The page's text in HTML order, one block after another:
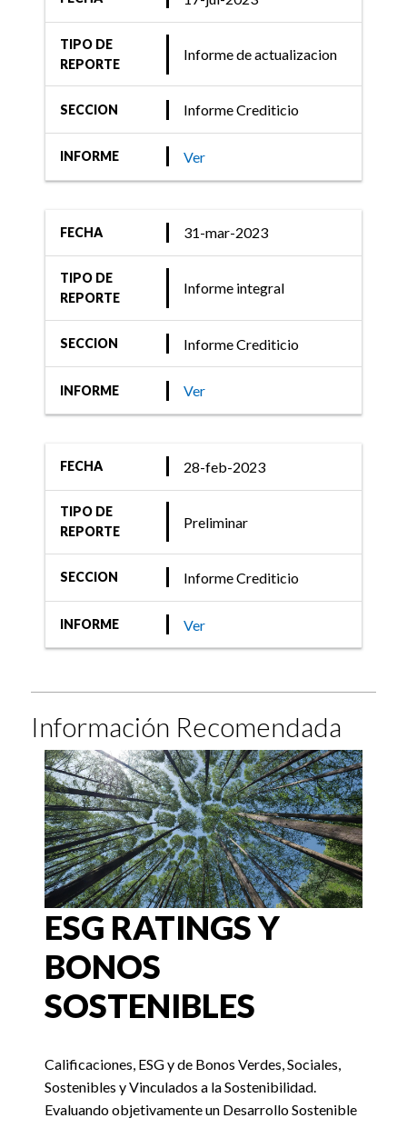
TIPO DE
REPORTE
Informe de actualizacion
SECCION Informe Crediticio
INFORME Ver
FECHA 31-mar-2023
TIPO DE
REPORTE
Informe integral
SECCION Informe Crediticio
INFORME Ver
FECHA 28-feb-2023
TIPO DE
REPORTE
Preliminar
SECCION Informe Crediticio
INFORME Ver
Información Recomendada
ESG RATINGS Y
BONOS
SOSTENIBLES
Calificaciones, ESG y de Bonos Verdes, Sociales,
Sostenibles y Vinculados a la Sostenibilidad.
Evaluando objetivamente un Desarrollo Sostenible